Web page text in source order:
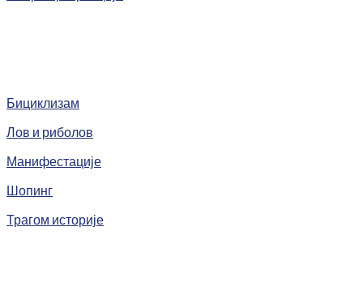
Бициклизам
Лов и риболов
Манифестације
Шопинг
Трагом историје